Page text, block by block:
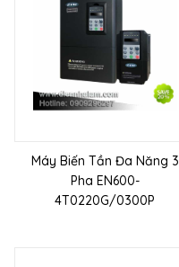
Máy Biến Tần Đa Năng 3
Pha EN600-
4T0220G/0300P